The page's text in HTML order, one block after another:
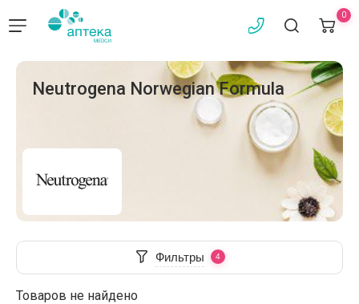
0
Neutrogena Norwegian Formula
Фильтры
Товаров не найдено